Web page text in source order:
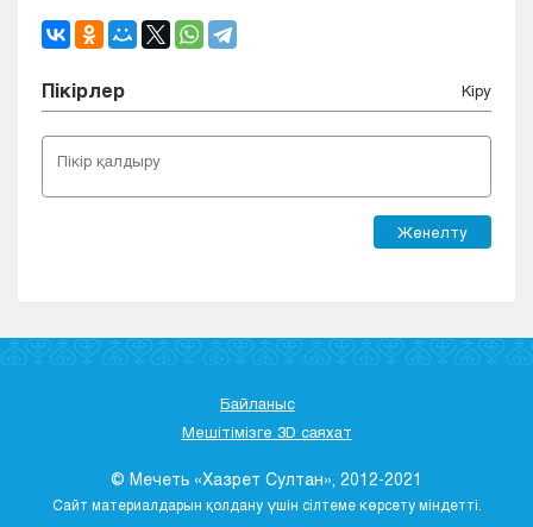
Пікірлер Кіру
Жөнелту
Байланыс
Мешітімізге 3D саяхат
© Мечеть «Хазрет Султан», 2012-2021
Сайт материалдарын қолдану үшін сілтеме көрсету міндетті.